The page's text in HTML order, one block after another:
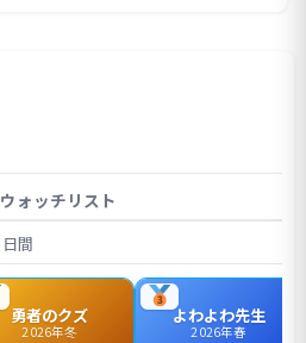
ウォッチリスト
日間
勇者のクズ
2026年冬
よわよわ先生
2026年春